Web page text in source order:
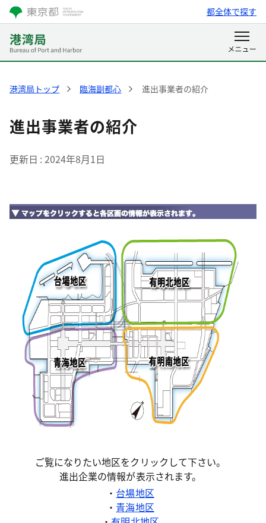
都全体で探す
港湾局トップ 臨海副都心 進出事業者の紹介
進出事業者の紹介
更新日 2024年8月1日
ご覧になりたい地区をクリックして下さい。
進出企業の情報が表示されます。
・ 台場地区
・ 青海地区